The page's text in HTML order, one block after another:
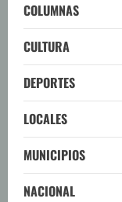
COLUMNAS
CULTURA
DEPORTES
LOCALES
MUNICIPIOS
NACIONAL